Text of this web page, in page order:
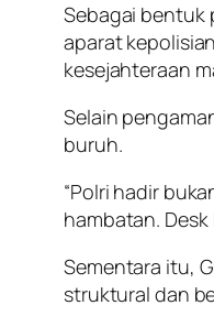
Sebagai bentuk
aparat
kesejahteraan
Selain
buruh.
“Polri hadir
hambatan.
Sementara itu,
struktural dan